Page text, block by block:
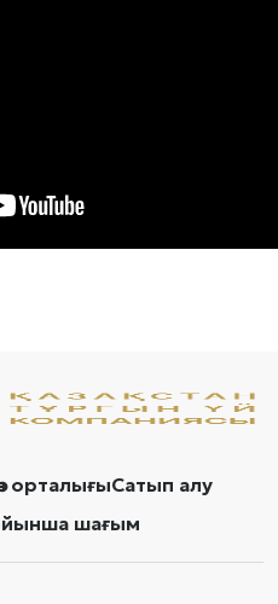
орталығыСатып алу
шағым